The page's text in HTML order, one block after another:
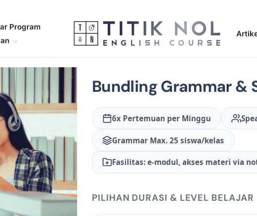
Program
Bundling Grammar &
6x Pertemuan per Minggu
Grammar Max. 25 siswa/kelas
Fasilitas: e-modul, akses materi via
PILIHAN DURASI & LEVEL BELAJAR